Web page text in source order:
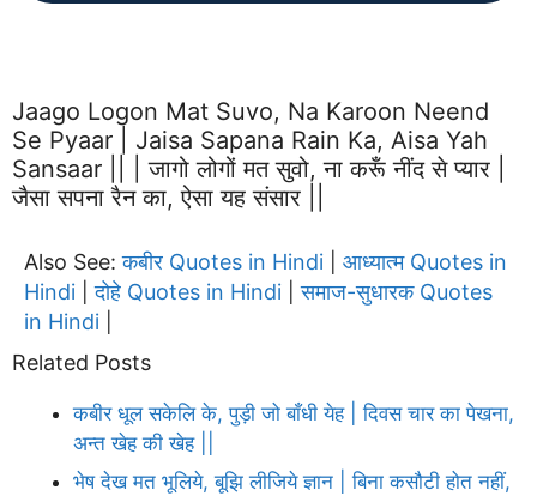
Jaago Logon Mat Suvo, Na Karoon Neend
Se Pyaar | Jaisa Sapana Rain Ka, Aisa Yah
Sansaar || | जागो लोगों मत सुवो, ना करूँ नींद से प्यार |
जैसा सपना रैन का, ऐसा यह संसार ||
Also See:कबीर Quotes in Hindi
आध्यात्म Quotes in
Hindi |दोहे Quotes in Hindi |समाज-सुधारक Quotes
in Hindi
Related Posts
कबीर धूल सकेलि के, पुड़ी जो बाँधी येह | दिवस चार का पेखना,
अन्त खेह की खेह ||
भेष देख मत भूलिये, बूझि लीजिये ज्ञान | बिना कसौटी होत नहीं,